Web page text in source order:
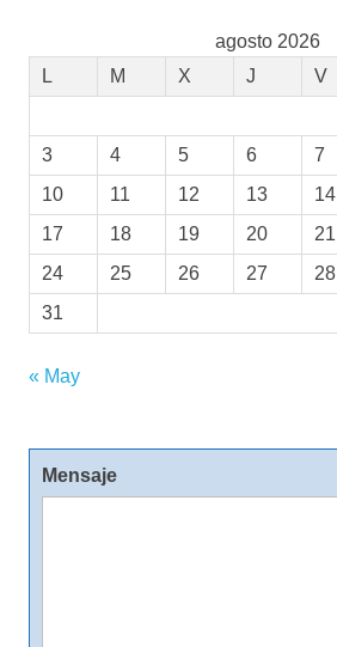
agosto 2026
L
M X J V
3
4 5 6 7
10
11 12 13 14
17
18 19 20 21
24
25 26 27 28
31
« May
Mensaje